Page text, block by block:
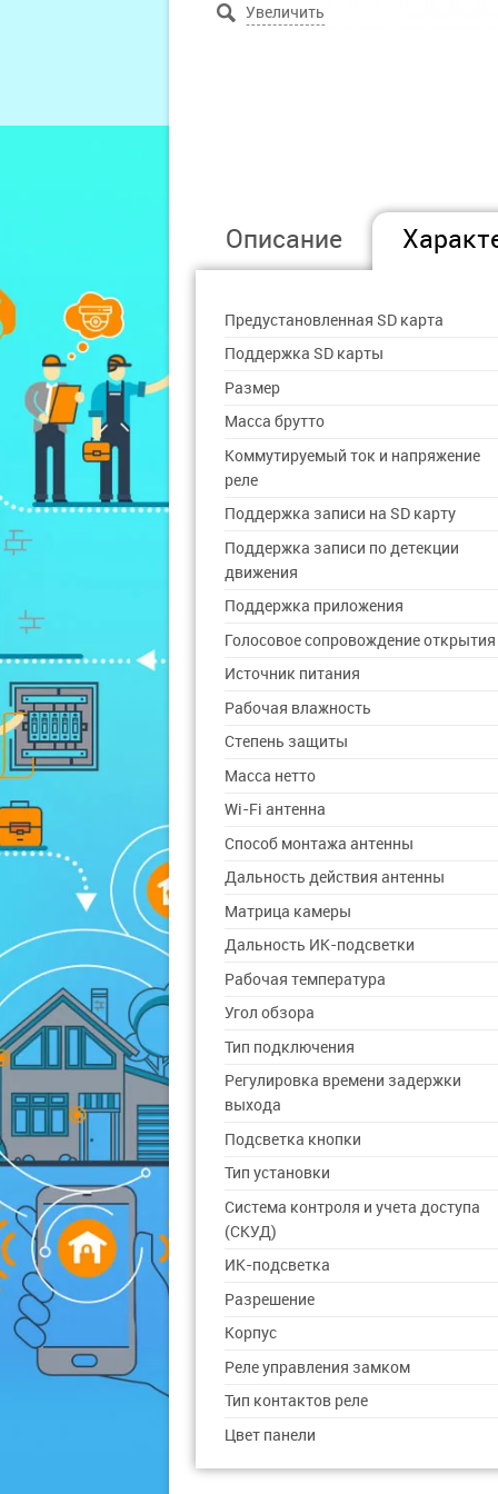
Описание
Предустановленная SD карта
Поддержка SD карты
Размер
Масса брутто
Коммутируемый ток и напряжение
реле
Поддержка записи на SD карту
Поддержка записи по детекции
движения
Поддержка приложения
Голосовое сопровождение открытия
Источник питания
Рабочая влажность
Степень защиты
Масса нетто
Wi-Fi антенна
Способ монтажа антенны
Дальность действия антенны
Матрица камеры
Дальность ИК-подсветки
Рабочая температура
Угол обзора
Тип подключения
Регулировка времени задержки
выхода
Подсветка кнопки
Тип установки
Система контроля и учета доступа
(СКУД)
ИК-подсветка
Разрешение
Корпус
Реле управления замком
Тип контактов реле
Цвет панели